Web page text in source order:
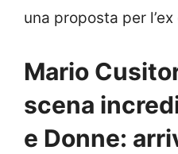
una proposta per
Mario
scena
e Donne: